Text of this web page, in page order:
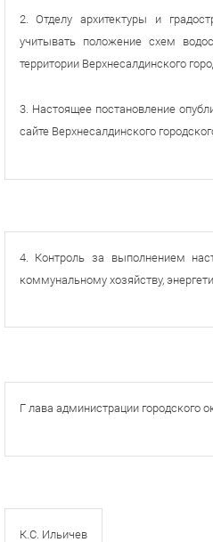
2. Отделу архитектуры и
учитывать положение схем
территории Верхнесалдинского
3. Настоящее постановление
сайте Верхнесалдинского
4. Контроль за выполнением
коммунальному хозяйству,
Г лава администрации городского
К.С. Ильичев